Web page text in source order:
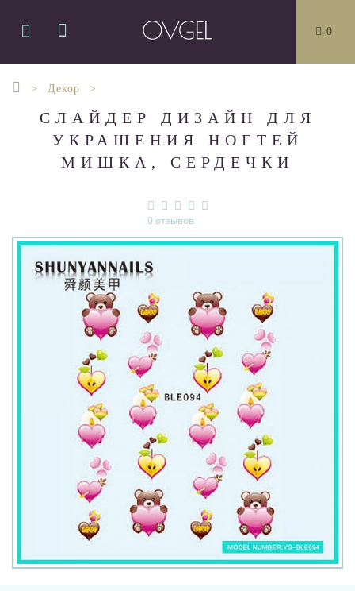
0
Декор
СЛАЙДЕР ДИЗАЙН ДЛЯ
УКРАШЕНИЯ НОГТЕЙ
МИШКА, СЕРДЕЧКИ
0 отзывов